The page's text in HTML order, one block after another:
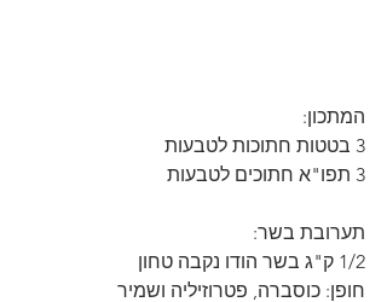
המתכון:
3 בטטות חתוכות לטבעות
3 תפו"א חתוכים לטבעות
תערובת בשר:
1/2 ק"ג בשר הודו נקבה טחון
חופן: כוסברה, פטרוזיליה ושמיר